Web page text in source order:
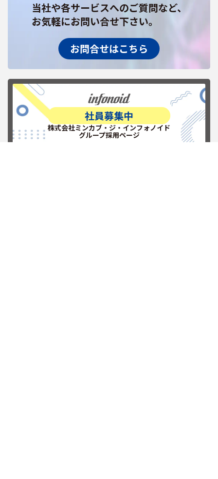
当社や各サービスへのご質問など、
お気軽にお問い合せ下さい。
お問合せはこちら
社員募集中
株式会社ミンカブ・ジ・インフォノイド
グループ採用ページ